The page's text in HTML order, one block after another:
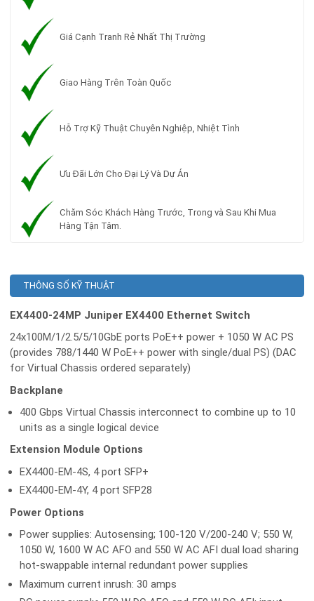
Giá Cạnh Tranh Rẻ Nhất Thị Trường
Giao Hàng Trên Toàn Quốc
Hỗ Trợ Kỹ Thuật Chuyên Nghiệp, Nhiệt Tình
Ưu Đãi Lớn Cho Đại Lý Và Dự Án
Chăm Sóc Khách Hàng Trước, Trong và Sau Khi Mua
Hàng Tận Tâm.
THÔNG SỐ KỸ THUẬT
EX4400-24MP Juniper EX4400 Ethernet Switch
24x100M/1/2.5/5/10GbE ports PoE++ power + 1050 W AC PS
(provides 788/1440 W PoE++ power with single/dual PS) (DAC
for Virtual Chassis ordered separately)
Backplane
400 Gbps Virtual Chassis interconnect to combine up to 10
units as a single logical device
Extension Module Options
EX4400-EM-4S, 4 port SFP+
EX4400-EM-4Y, 4 port SFP28
Power Options
Power supplies: Autosensing; 100-120 V/200-240 V; 550 W,
1050 W, 1600 W AC AFO and 550 W AC AFI dual load sharing
hot-swappable internal redundant power supplies
Maximum current inrush: 30 amps